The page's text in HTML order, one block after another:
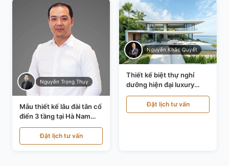
Nguyễn Trọng Thụy
Mẫu thiết kế lâu đài tân cổ
điển 3 tầng tại Hà Nam
KT24821
Đặt lịch tư vấn
Nguyễn Khắc Quyết
Thiết kế biệt thự nghỉ
dưỡng hiện đại luxury
700m² tại Đà Nẵng
KT24616Đặt lịch tư vấn